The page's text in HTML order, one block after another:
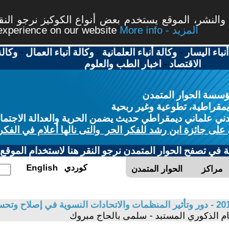
الموقع يستخدم بعض أنواع الكوكيز نرجو
on our website
More info - المزيد
اليسار -وكالة أنباء العلمانية -وكالة أنباء العمال -
الاقتصاد - اخبار الطب والعلوم
الحوار المتمدن
تطوعية وغير ربحية
علماني ديمقراطي حديث يضمن الحرية والعدالة
على جائزة ابن رشد للفكر الحر والتى نالها أعلام في
في تصفح الحوار المتمدن نرجو النقر هنا لاستخدام الموقع
الحوار المتمدن مراكز English كوردي
ملف 8 آذار / مارس يوم المرأة العالمي 2019 - دور وتأثير المنظمات والاتحادات
الذكوري المستبد - سلمى بالحاج مبروك